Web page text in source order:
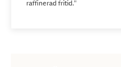
raffinerad fritid."